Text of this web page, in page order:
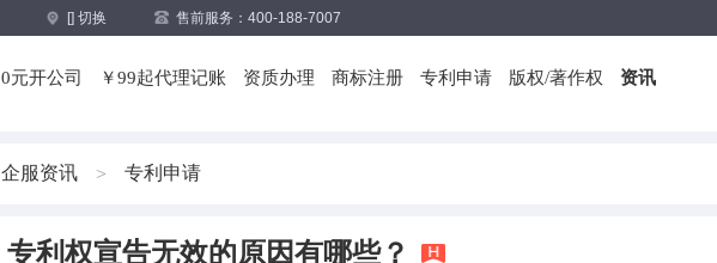
[] 切换 售前服务：400-188-7007
0元开公司 ￥99起代理记账 资质办理 商标注册 专利申请 版权/著作权 资讯
企服资讯 > 专利申请
专利权宣告无效的原因有哪些？